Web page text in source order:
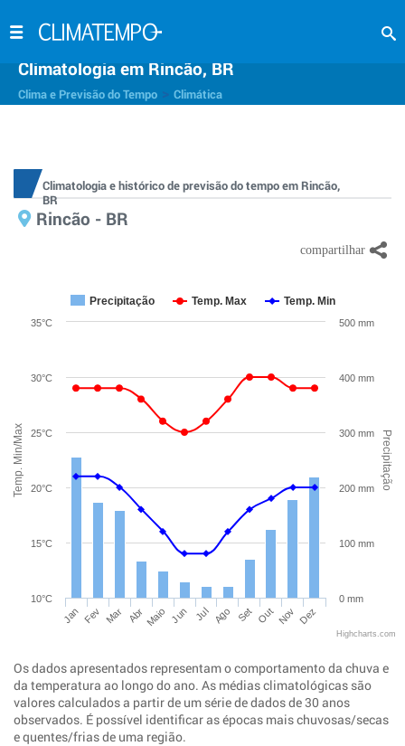
Climatologia em Rincão, BR
Clima e Previsão do Tempo Climática
Climatologia e histórico de previsão do tempo em Rincão,
BR
Rincão - BR
Temp. Min/Max Precipitação
Precipitação Temp. Max Temp. Min
Jan Fev Mar Abr Maio Jun Jul Ago Set Out Nov Dez
10°C
15°C
20°C
25°C
30°C
35°C
0 mm
100 mm
200 mm
300 mm
400 mm
500 mm
Highcharts.com
Os dados apresentados representam o comportamento da chuva e
da temperatura ao longo do ano. As médias climatológicas são
valores calculados a partir de um série de dados de 30 anos
observados. É possível identificar as épocas mais chuvosas/secas
e quentes/frias de uma região.